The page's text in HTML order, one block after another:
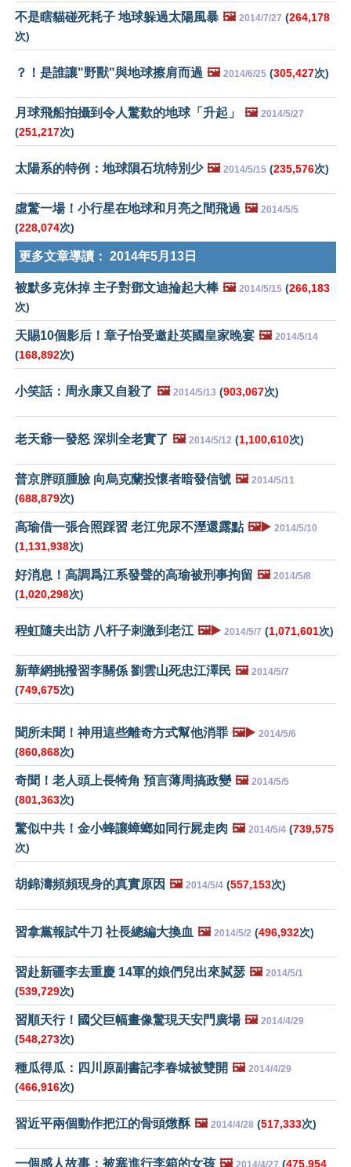
不是瞎貓碰死耗子 地球躲過太陽風暴 🖼️ 2014/7/27 (264,178
次)
？！是誰讓"野獸"與地球擦肩而過 🖼️ 2014/6/25 (305,427次)
月球飛船拍攝到令人驚歎的地球「升起」 🖼️ 2014/5/27
(251,217次)
太陽系的特例：地球隕石坑特別少 🖼️ 2014/5/15 (235,576次)
虛驚一場！小行星在地球和月亮之間飛過 🖼️ 2014/5/5
(228,074次)
更多文章導讀： 2014年5月13日
被默多克休掉 主子對鄧文迪掄起大棒 🖼️ 2014/5/15 (266,183
次)
天賜10個影后！章子怡受邀赴英國皇家晚宴 🖼️ 2014/5/14
(168,892次)
小笑話：周永康又自殺了 🖼️ 2014/5/13 (903,067次)
老天爺一發怒 深圳全老實了 🖼️ 2014/5/12 (1,100,610次)
普京胖頭腫臉 向烏克蘭投懷者暗發信號 🖼️ 2014/5/11
(688,879次)
高瑜借一張合照踩習 老江兜尿不溼還露點 🖼️▶️ 2014/5/10
(1,131,938次)
好消息！高調爲江系發聲的高瑜被刑事拘留 🖼️ 2014/5/8
(1,020,298次)
程虹隨夫出訪 八杆子刺激到老江 🖼️▶️ 2014/5/7 (1,071,601次)
新華網挑撥習李關係 劉雲山死忠江澤民 🖼️ 2014/5/7
(749,675次)
聞所未聞！神用這些離奇方式幫他消罪 🖼️▶️ 2014/5/6
(860,868次)
奇聞！老人頭上長犄角 預言薄周搞政變 🖼️ 2014/5/5
(801,363次)
驚似中共！金小蜂讓蟑螂如同行屍走肉 🖼️ 2014/5/4 (739,575
次)
胡錦濤頻頻現身的真實原因 🖼️ 2014/5/4 (557,153次)
習拿黨報試牛刀 社長總編大換血 🖼️ 2014/5/2 (496,932次)
習赴新疆李去重慶 14軍的娘們兒出來脦瑟 🖼️ 2014/5/1
(539,729次)
習順天行！國父巨幅畫像驚現天安門廣場 🖼️ 2014/4/29
(548,273次)
種瓜得瓜：四川原副書記李春城被雙開 🖼️ 2014/4/29
(466,916次)
習近平兩個動作把江的骨頭燉酥 🖼️ 2014/4/28 (517,333次)
一個感人故事：被塞進行李箱的女孩 🖼️ 2014/4/27 (475,954